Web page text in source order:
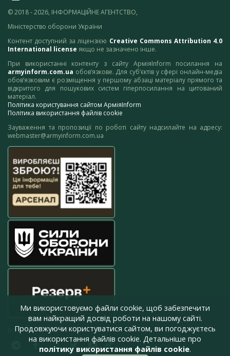
© 2018 - 2026, ІНФОРМАЦІЙНЕ АГЕНТСТВО,
Міністерство оборони України
Контент доступний за ліцензією Creative Commons Attribution 4.0
International license якщо не зазначено інше.
При використанні контенту з сайту АрміяInform посилання на
armyinform.com.ua обов’язкове. Для суб’єктів у сфері онлайн-медіа
обов’язковим є розміщення у першому абзаці матеріалу прямого та
відкритого для пошукових систем гіперпосилання на цитований
матеріал.
Політика користування сайтом АрміяInform
Політика використання файлів cookie
Зауваження та пропозиції по роботі сайту надсилайте на адресу:
webmaster@armyinform.com.ua
press@armyinform.com.ua
Ми використовуємо файли cookie, щоб забезпечити
вам найкращий досвід роботи на нашому сайті.
Продовжуючи користуватися сайтом, ви погоджуєтесь
на використання файлів cookie. Детальніше про
політику використання файлів cookie.